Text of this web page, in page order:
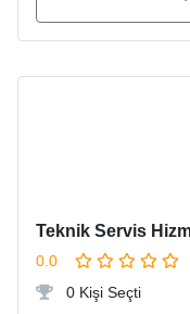
Teknik Servis
0.0
0 Kişi Seçti